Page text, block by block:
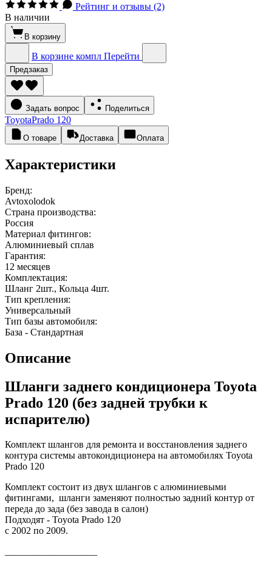
Рейтинг и отзывы (2)
В наличии
В корзину
В корзине компл Перейти
Предзаказ
Задать вопрос Поделиться
ToyotaPrado 120
О товаре Доставка Оплата
Характеристики
Бренд:
Avtoxolodok
Страна производства:
Россия
Материал фитингов:
Алюминиевый сплав
Гарантия:
12 месяцев
Комплектация:
Шланг 2шт., Кольца 4шт.
Тип крепления:
Универсальный
Тип базы автомобиля:
База - Стандартная
Описание
Шланги заднего кондиционера Toyota
Prado 120 (без задней трубки к
испарителю)
Комплект шлангов для ремонта и восстановления заднего
контура системы автокондиционера на автомобилях Toyota
Prado 120
Комплект состоит из двух шлангов с алюминиевыми
фитингами, шланги заменяют полностью задний контур от
переда до зада (без завода в салон)
Подходят - Toyota Prado 120
с 2002 по 2009.